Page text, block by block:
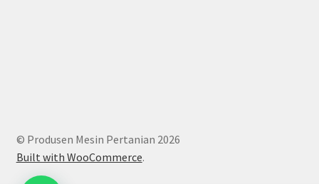
© Produsen Mesin Pertanian 2026
Built with WooCommerce.